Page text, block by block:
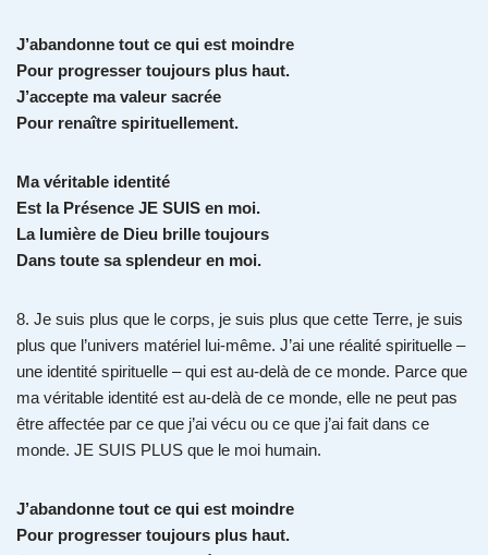
J’abandonne tout ce qui est moindre
Pour progresser toujours plus haut.
J’accepte ma valeur sacrée
Pour renaître spirituellement.
Ma véritable identité
Est la Présence JE SUIS en moi.
La lumière de Dieu brille toujours
Dans toute sa splendeur en moi.
8. Je suis plus que le corps, je suis plus que cette Terre, je suis
plus que l’univers matériel lui-même. J’ai une réalité spirituelle –
une identité spirituelle – qui est au-delà de ce monde. Parce que
ma véritable identité est au-delà de ce monde, elle ne peut pas
être affectée par ce que j’ai vécu ou ce que j’ai fait dans ce
monde. JE SUIS PLUS que le moi humain.
J’abandonne tout ce qui est moindre
Pour progresser toujours plus haut.